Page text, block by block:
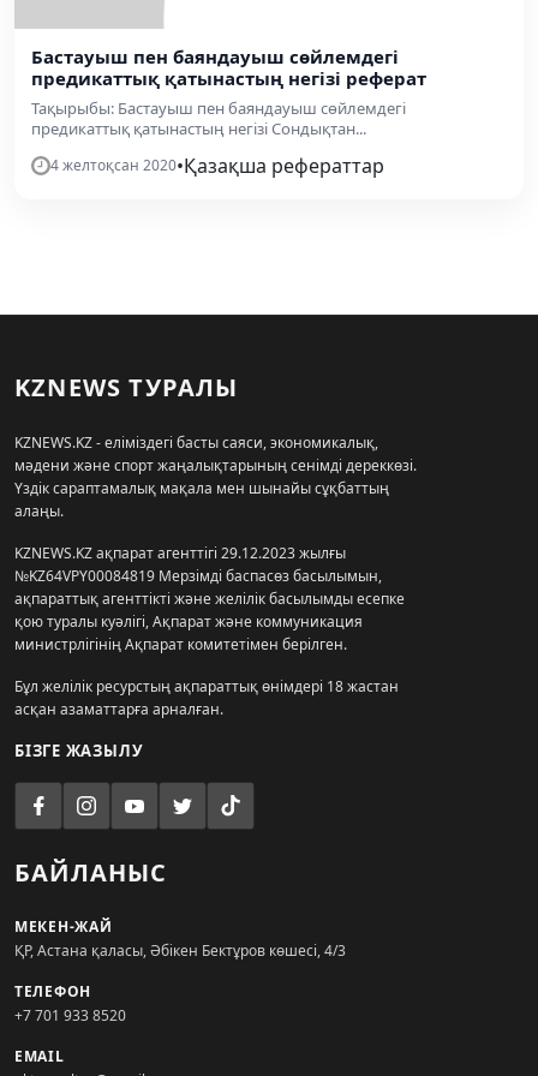
Бастауыш пен баяндауыш сөйлемдегі
предикаттық қатынастың негізі реферат
Тақырыбы: Бастауыш пен баяндауыш сөйлемдегі
предикаттық қатынастың негізі Сондықтан...
4 желтоқсан 2020•Қазақша рефераттар
KZNEWS ТУРАЛЫ
KZNEWS.KZ - еліміздегі басты саяси, экономикалық,
мәдени және спорт жаңалықтарының сенімді дереккөзі.
Үздік сараптамалық мақала мен шынайы сұқбаттың
алаңы.
KZNEWS.KZ ақпарат агенттігі 29.12.2023 жылғы
№KZ64VPY00084819 Мерзімді баспасөз басылымын,
ақпараттық агенттікті және желілік басылымды есепке
қою туралы куәлігі, Ақпарат және коммуникация
министрлігінің Ақпарат комитетімен берілген.
Бұл желілік ресурстың ақпараттық өнімдері 18 жастан
асқан азаматтарға арналған.
БІЗГЕ ЖАЗЫЛУ
БАЙЛАНЫС
МЕКЕН-ЖАЙ
ҚР, Астана қаласы, Әбікен Бектұров көшесі, 4/3
ТЕЛЕФОН
+7 701 933 8520
EMAIL